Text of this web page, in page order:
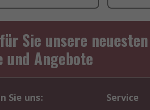
Sie unsere neuesten
Angebote
Sie uns: Service